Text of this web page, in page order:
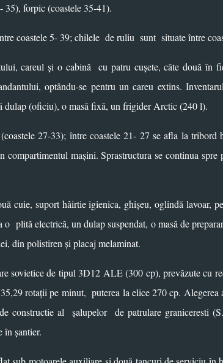
35), forpic (coastele 35-41).
coastele 5- 39; chilele de ruliu sunt situate între
careul și o cabinăcu patru cușete, câte două în
optându-se pentru un careu extins.
dulap (oficiu), o masă fixă, un frigider Arctic (240 l).
27-33); între coastele 21- 27 se afla la tribord
compartimentul mașini. Sprastructura se continua spre
cuie, suport hâirtie igienica, ghișeu, oglindă lavoar,
o plită electrică, un dulap suspendat, o masă de
din polistiren și placaj melaminat.
sovietice de tipul 3D12 ALE (300 cp), prevăzute cu
rotații pe minut, puterea la elice 270 cp. Alegerea
constructie al șalupelor
de patrulare graniceresti
în șantier.